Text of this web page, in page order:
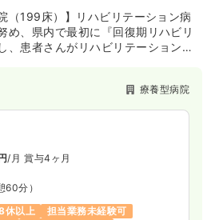
一時募集休止
80.1万円
一時募集休止
（199床）】リハビリテーション病
め、県内で最初に『回復期リハビリ
、患者さんがリハビリテーションに
人日本医療機能評価機構認定病院で
療養型病院
/月 賞与4ヶ月
60分）
休以上
担当業務未経験可